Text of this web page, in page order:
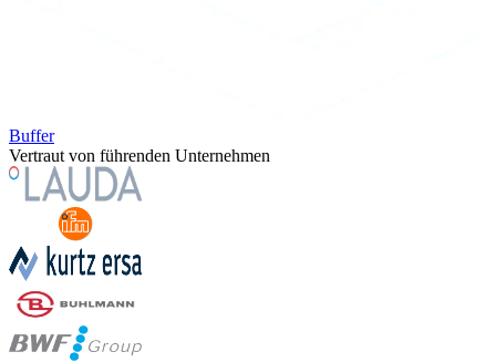
Buffer
Vertraut von führenden Unternehmen